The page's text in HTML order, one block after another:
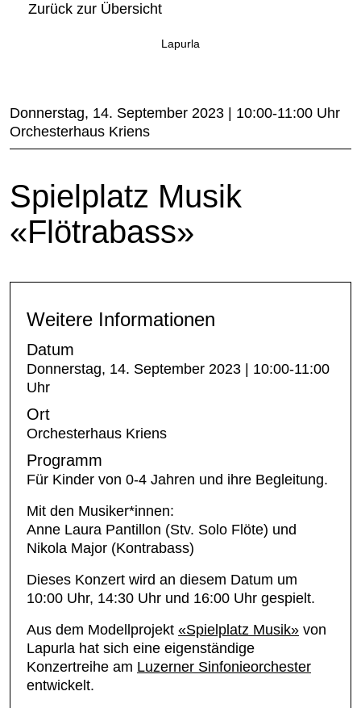
Zurück zur Übersicht
Lapurla
Donnerstag, 14. September 2023 | 10:00-11:00 Uhr
Orchesterhaus Kriens
Spielplatz Musik
«Flötrabass»
Weitere Informationen
Datum
Donnerstag, 14. September 2023 | 10:00-11:00
Uhr
Ort
Orchesterhaus Kriens
Programm
Für Kinder von 0-4 Jahren und ihre Begleitung.
Mit den Musiker*innen:
Anne Laura Pantillon (Stv. Solo Flöte) und
Nikola Major (Kontrabass)
Dieses Konzert wird an diesem Datum um
10:00 Uhr, 14:30 Uhr und 16:00 Uhr gespielt.
Aus dem Modellprojekt «Spielplatz Musik» von
Lapurla hat sich eine eigenständige
Konzertreihe am Luzerner Sinfonieorchester
entwickelt.